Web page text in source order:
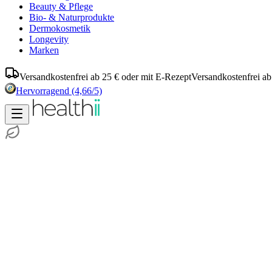
Beauty & Pflege
Bio- & Naturprodukte
Dermokosmetik
Longevity
Marken
Versandkostenfrei ab 25 € oder mit E-RezeptVersandkostenfrei
Hervorragend (4,66/5)